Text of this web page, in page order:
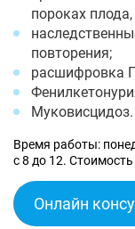
пороках
повторения;
расшифровка
Муковисцидоз.
Время работы:
с 8 до 12.
Онлайн